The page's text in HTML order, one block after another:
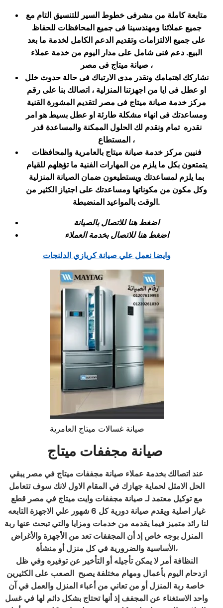
متابعة كاملة من مشرفى خطوط السير للتنسيق التام مع
جميع عملائنا ومهندسينا فى جميع المحافظات للحفاظ
على جميع الالتزامات وتقديم الدعم الكامل لخدمة ما بعد
البيع. دعم فنى شامل على مدار اليوم من خدمة عملاء
صيانة ميتاج فى مصر ،
نشاركك اهتمامك ونقدر مدى الارتباك فى حالة حدوث خلل
او عطل فى ايا من اجهزتنا المنزلية ، اتصالك بنا على رقم
مركز خدمة صيانة ميتاج فى مصر لتقديم المشورة القنية
ومساعدتك فى انهاء مشكلة طارئة او عطل بسيط هو امر
نقدره تمام ونقدم لك الحلول الممكنة والمساعدة قدر
المستطاع ،
فنيين مركز خدمة صيانة ميتاج بالعامرية والمحافظات
يتمتعون بكل ما يلزم من المهارات الفنية ما تؤهلهم للقيام
بما يلزم لمساعدتك ويستطيعون ضمان الصيانة المنزلية
وكل مكون من مكوناتها ومساعدتك على اجتياز الكثير من
الوقت بالمواعيد المنضبطة.
اضغط هنا للاتصال بالصيانة
اضغط هنا للاتصال بخدمة العملاء
وايضا نعمل علي صيانة كريازي الدلنجات
صيانة غسالات ميتاج العامرية
عند اتصالك بخدمة عملاء صيانة مجففات ميتاج في مصر يبقي
الحل الامثل لحماية جهازك في المقام الاول لانك سوف تتعامل
مع توكيل معتمد لـ صيانة مجففات وايت ميتاج في مصر قطع
غيار اصلية ويقدم صيانة دورية كل 6 شهور علي الاجهزة التابعه
لنا رائد متميز فيما يقدمه من خدمات ومزايا والتي تبحث عنها ربة
المنزل بوجه خاص إذ أن المجففات تعد من الأجهزة والأغراض
الأساسية والضرورية في كل منزل أو منشأة،
النظافة أمر لا يمكن تأجيله أو التأخير عن توفيره وفي ظل
ازدحام اليوم بأعمال ومهام مختلفة يصبح الصعب على الكثيرين
خاصة ربة المنزل أو من تعاني من أعباء المنزل والعمل في آن
واحد الاستغناء عن المجفف إذ أنها تحتاج بشكل دائم لها في غسل